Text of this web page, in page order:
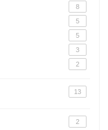
8
5
5
3
2
13
2